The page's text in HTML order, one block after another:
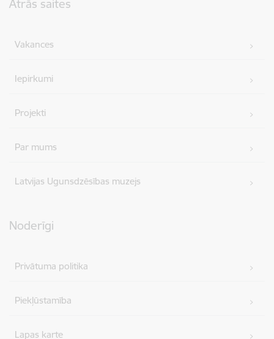
Ātrās saites
Vakances
Iepirkumi
Projekti
Par mums
Latvijas Ugunsdzēsības muzejs
Noderīgi
Privātuma politika
Piekļūstamība
Lapas karte